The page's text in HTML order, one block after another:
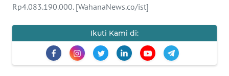
Rp4.083.190.000. [WahanaNews.co/ist]
Ikuti Kami di:
REDAKSI
DISCLAIMER